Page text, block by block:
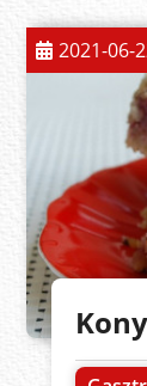
2021-06-